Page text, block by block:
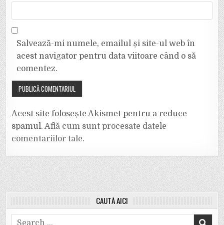
Salvează-mi numele, emailul și site-ul web în
acest navigator pentru data viitoare când o să
comentez.
Acest site folosește Akismet pentru a reduce
spamul.Află cum sunt procesate datele
comentariilor tale.
CAUTĂ AICI
Search